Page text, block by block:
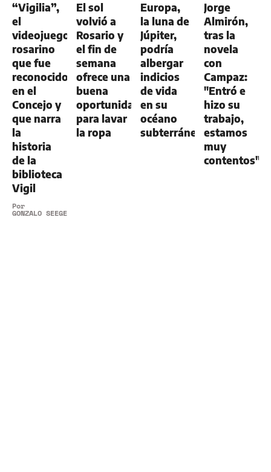
“Vigilia”,
el
videojuego
rosarino
que fue
reconocido
en el
Concejo y
que narra
la
historia
de la
biblioteca
Vigil
Por
GONZALO SEEGER
El sol
volvió a
Rosario y
el fin de
semana
ofrece una
buena
oportunidad
para lavar
la ropa
Europa,
la luna de
Júpiter,
podría
albergar
indicios
de vida
en su
océano
subterráneo
Jorge
Almirón,
tras la
novela
con
Campaz:
"Entró e
hizo su
trabajo,
estamos
muy
contentos"